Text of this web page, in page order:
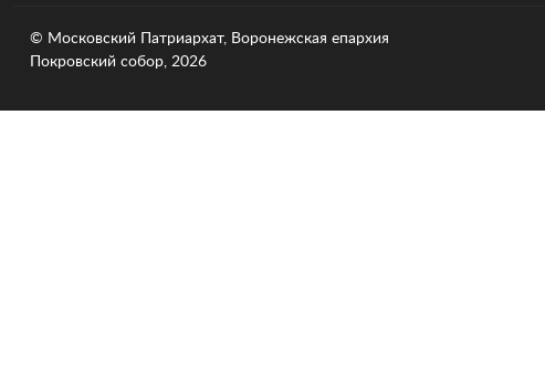
© Московский Патриархат, Воронежcкая епархия
Покровский собор, 2026